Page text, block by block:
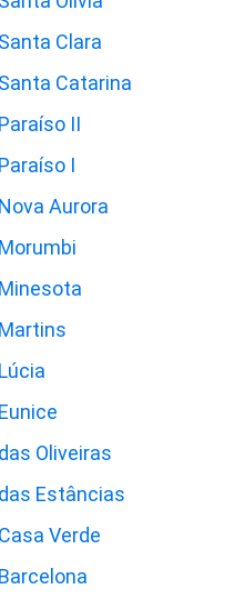
Clara
Catarina
II
I
Aurora
Oliveiras
Estâncias
Verde